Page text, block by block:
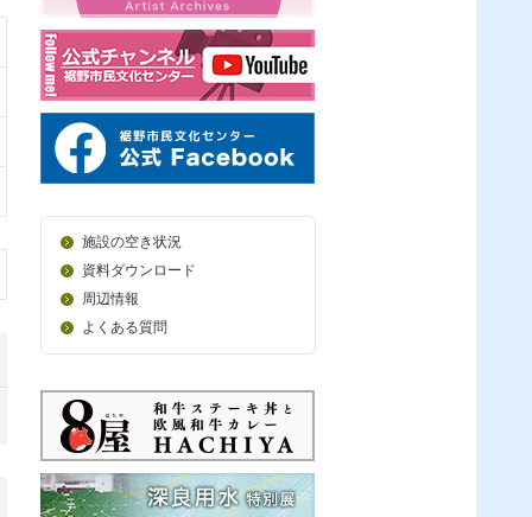
施設の空き状況
資料ダウンロード
周辺情報
よくある質問